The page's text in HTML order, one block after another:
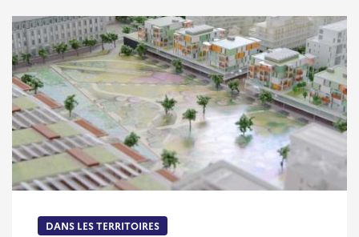
DANS LES TERRITOIRES